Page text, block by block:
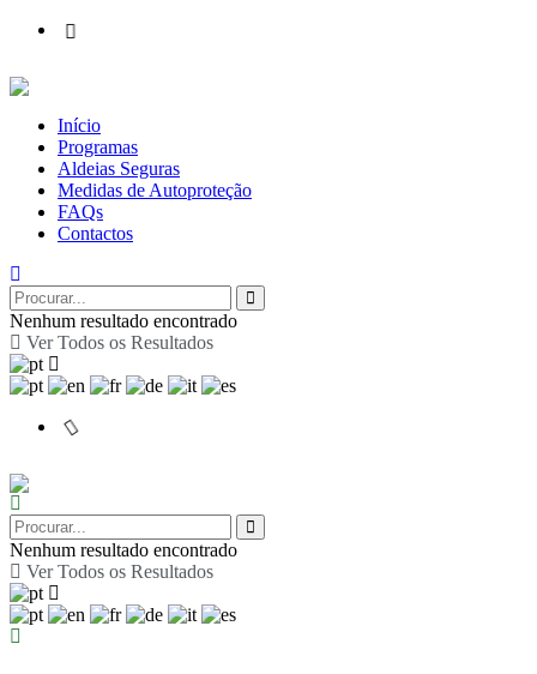
Início
Programas
Aldeias Seguras
Medidas de Autoproteção
FAQs
Contactos
Nenhum resultado encontrado
Ver Todos os Resultados
Nenhum resultado encontrado
Ver Todos os Resultados